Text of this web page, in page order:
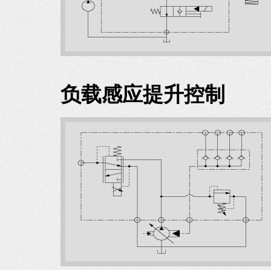
负载感应提升控制